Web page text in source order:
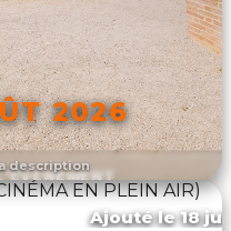
description
2026
Ajouté le 18